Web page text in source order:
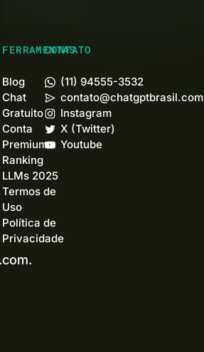
.
FERRAMENTAS
Blog
Chat
Gratuito
Conta
Premium+
Ranking
LLMs 2025
Termos de
Uso
Política de
Privacidade
CONTATO
(11) 94555-3532
Instagram
X (Twitter)
Youtube